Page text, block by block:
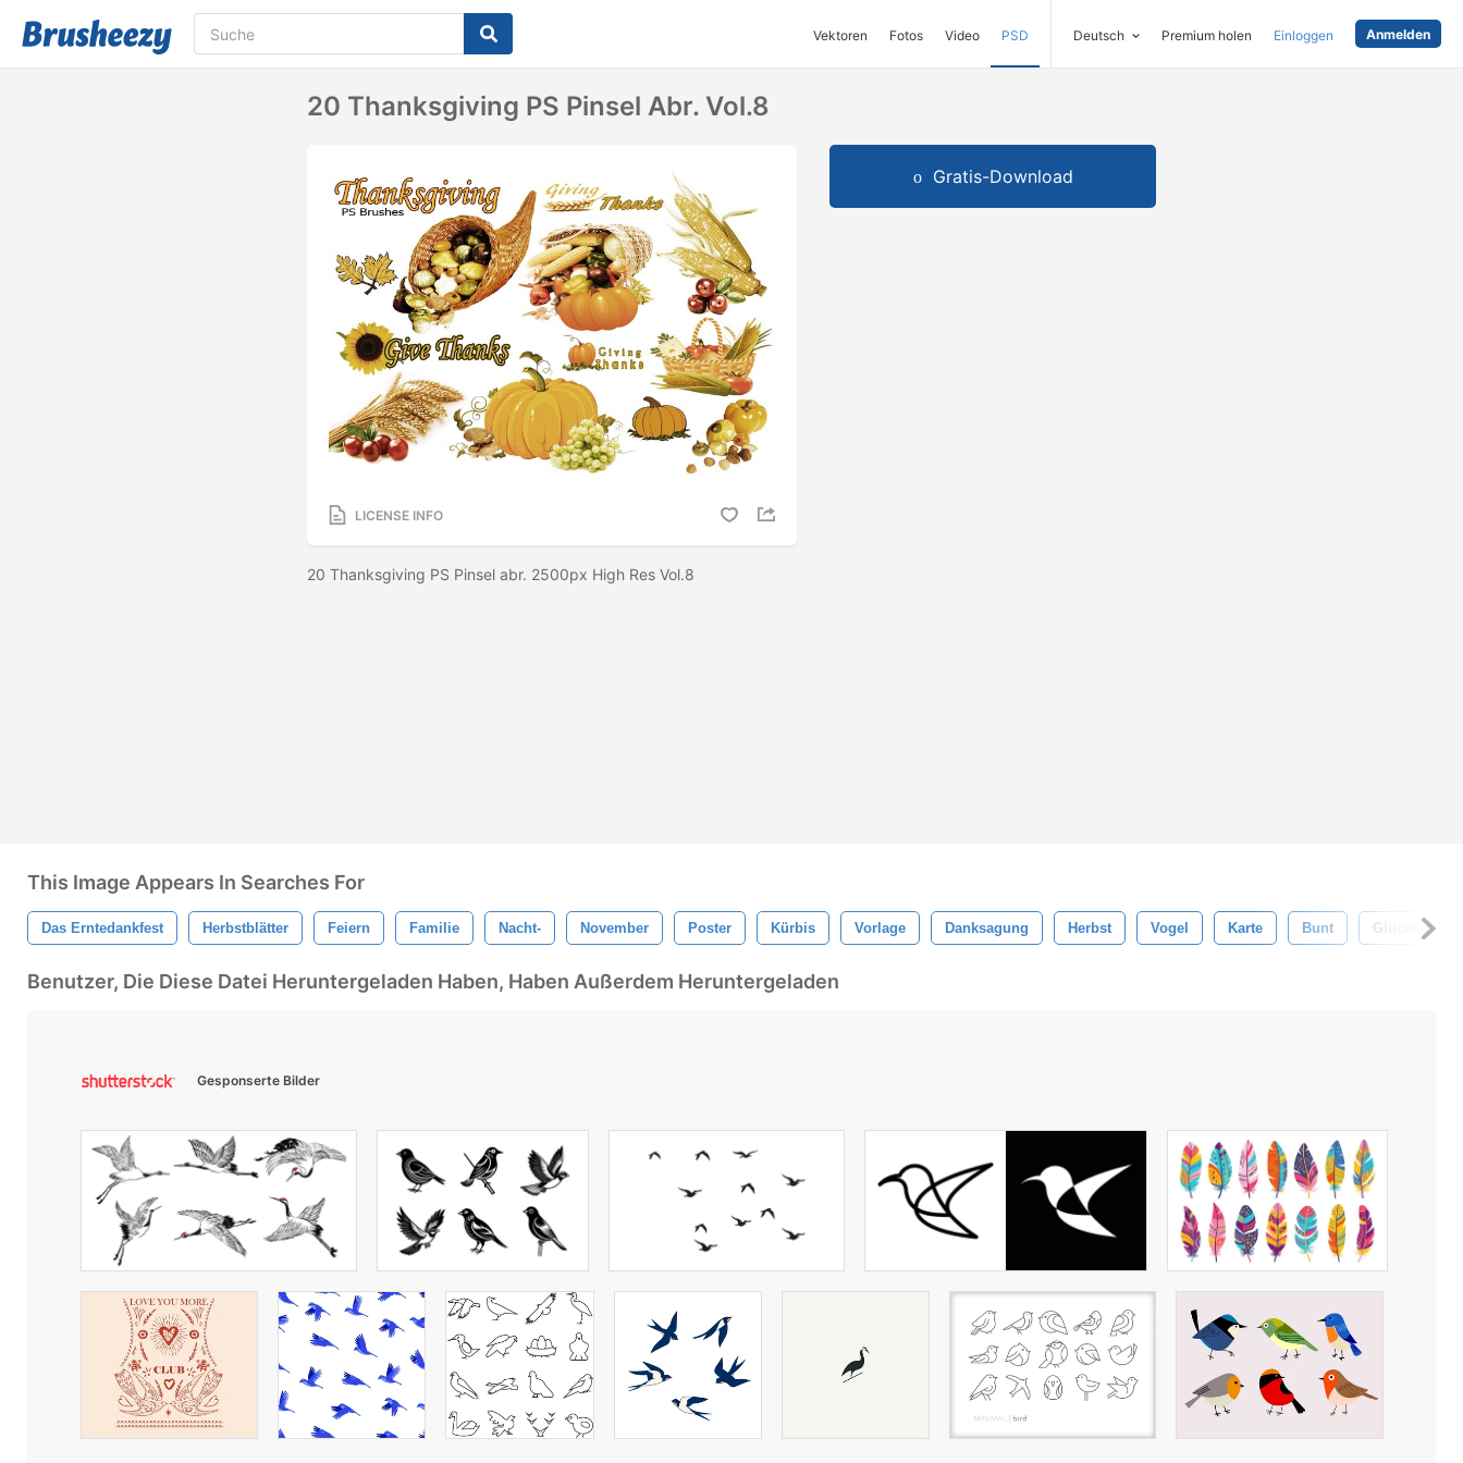
Vektoren Fotos Video PSD Deutsch Premium holen Einloggen Anmelden
20 Thanksgiving PS Pinsel Abr. Vol.8
LICENSE INFO
20 Thanksgiving PS Pinsel abr. 2500px High Res Vol.8
Gratis-Download
This Image Appears In Searches For
Das Erntedankfest Herbstblätter Feiern Familie Nacht- November Poster Kürbis Vorlage Danksagung Herbst Vogel Karte Bunt Glücklich
Benutzer, Die Diese Datei Heruntergeladen Haben, Haben Außerdem Heruntergeladen
Gesponserte Bilder